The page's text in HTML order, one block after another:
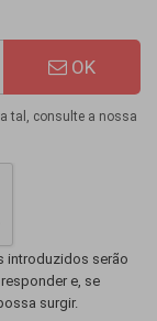
OK
tal, consulte a nossa
introduzidos serão
e, se
surgir.